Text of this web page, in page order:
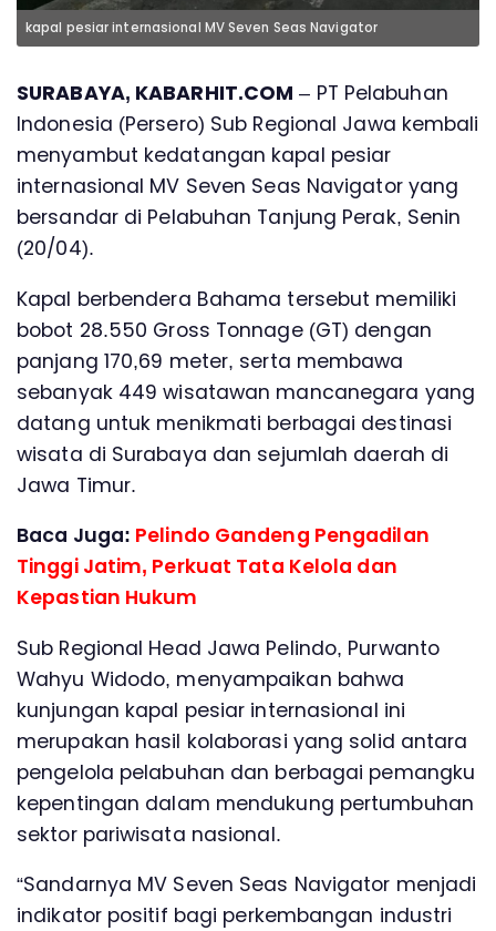
kapal pesiar internasional MV Seven Seas Navigator
SURABAYA, KABARHIT.COM – PT Pelabuhan
Indonesia (Persero) Sub Regional Jawa kembali
menyambut kedatangan kapal pesiar
internasional MV Seven Seas Navigator yang
bersandar di Pelabuhan Tanjung Perak, Senin
(20/04).
Kapal berbendera Bahama tersebut memiliki
bobot 28.550 Gross Tonnage (GT) dengan
panjang 170,69 meter, serta membawa
sebanyak 449 wisatawan mancanegara yang
datang untuk menikmati berbagai destinasi
wisata di Surabaya dan sejumlah daerah di
Jawa Timur.
Baca Juga: Pelindo Gandeng Pengadilan
Tinggi Jatim, Perkuat Tata Kelola dan
Kepastian Hukum
Sub Regional Head Jawa Pelindo, Purwanto
Wahyu Widodo, menyampaikan bahwa
kunjungan kapal pesiar internasional ini
merupakan hasil kolaborasi yang solid antara
pengelola pelabuhan dan berbagai pemangku
kepentingan dalam mendukung pertumbuhan
sektor pariwisata nasional.
“Sandarnya MV Seven Seas Navigator menjadi
indikator positif bagi perkembangan industri